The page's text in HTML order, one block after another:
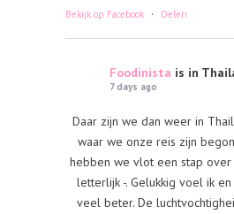
Bekijk op Facebook · Delen
Foodinista is in
7 days ago
Daar zijn we dan weer in
waar we onze reis zijn
hebben we vlot een stap
letterlijk -. Gelukkig voel ik
veel beter. De